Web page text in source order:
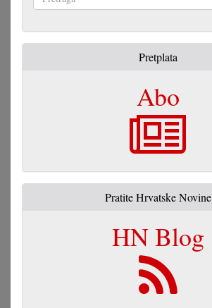
Pretplata
Abo
Pratite Hrvatske Novine
HN Blog